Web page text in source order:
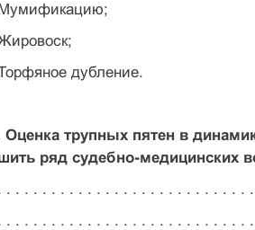
дубление.
Оценка трупных пятен в
ряд судебно-медицинских
. . . . . . . . . . . . . . . . . . . . . . . . . . .
. . . . . . . . . . . . . . . . . . . . . . . . . . .